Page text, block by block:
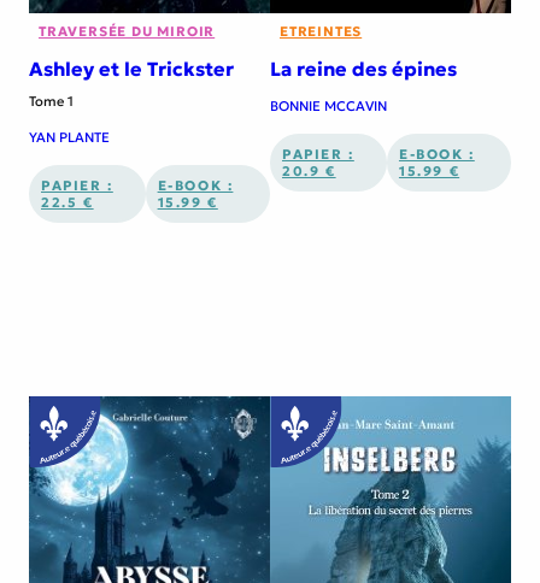
TRAVERSÉE DU MIROIR
Ashley et le Trickster
Tome 1
YAN PLANTE
PAPIER :
22.5 €
E-BOOK :
15.99 €
ETREINTES
La reine des épines
BONNIE MCCAVIN
PAPIER :
20.9 €
E-BOOK :
15.99 €